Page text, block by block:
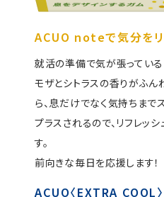
ACUO noteで気分をリ
就活の準備で気が張っている
モザとシトラスの香りがふ
ら、 息だけでなく気持ちまで
プラスされるので、リフレッ
す。
前向きな毎日を応援します！
ACUO〈EXTRA COOL〉